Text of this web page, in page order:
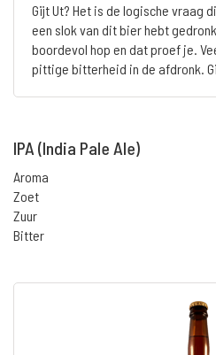
Gijt Ut? Het is de logische vraag
een slok van dit bier hebt
boordevol hop en dat proef je.
pittige bitterheid in de afdronk.
IPA (India Pale Ale)
Aroma
Zoet
Zuur
Bitter